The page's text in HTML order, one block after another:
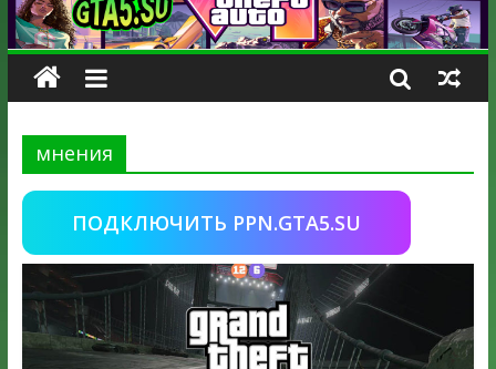
мнения
ПОДКЛЮЧИТЬ PPN.GTA5.SU